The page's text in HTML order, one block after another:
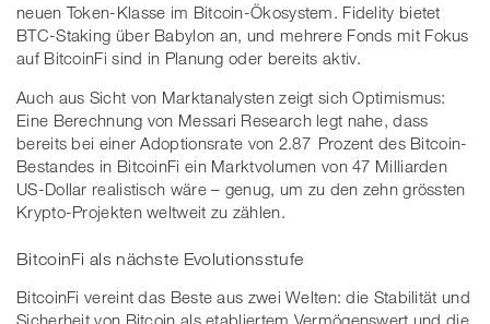
neuen Token-Klasse im Bitcoin-Ökosystem. Fidelity bietet
BTC-Staking über Babylon an, und mehrere Fonds mit Fokus
auf BitcoinFi sind in Planung oder bereits aktiv.
Auch aus Sicht von Marktanalysten zeigt sich Optimismus:
Eine Berechnung von Messari Research legt nahe, dass
bereits bei einer Adoptionsrate von 2.87 Prozent des Bitcoin-
Bestandes in BitcoinFi ein Marktvolumen von 47 Milliarden
US-Dollar realistisch wäre – genug, um zu den zehn grössten
Krypto-Projekten weltweit zu zählen.
BitcoinFi als nächste Evolutionsstufe
BitcoinFi vereint das Beste aus zwei Welten: die Stabilität und
Sicherheit von Bitcoin als etabliertem Vermögenswert und die